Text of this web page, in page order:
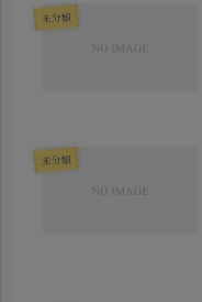
未分類
未分類